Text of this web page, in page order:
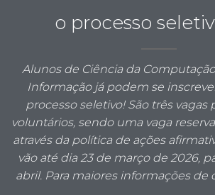
o processo
Alunos de Ciência da
Informação já podem se
processo seletivo! São três vagas
voluntários, sendo uma vaga
através da política de ações
vão até dia 23 de março de 2026,
abril. Para maiores informações de